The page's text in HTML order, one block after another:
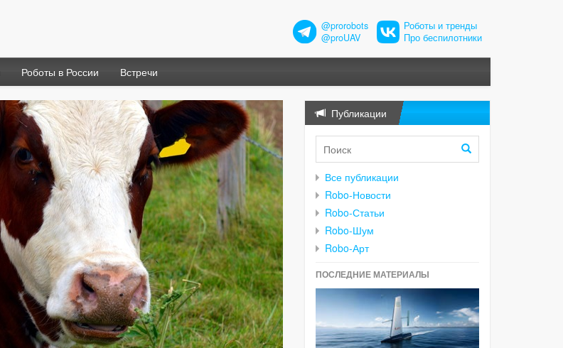
@prorobots
@proUAV
Роботы и тренды
Про беспилотники
Роботы в России Встречи
Публикации
Все публикации
Robo-Новости
Robo-Статьи
Robo-Шум
Robo-Арт
ПОСЛЕДНИЕ МАТЕРИАЛЫ